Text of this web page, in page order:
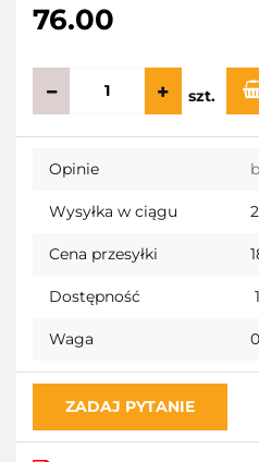
76.00
szt.
Opinie
Wysyłka w ciągu
Cena przesyłki
Dostępność 1
Waga
ZADAJ PYTANIE